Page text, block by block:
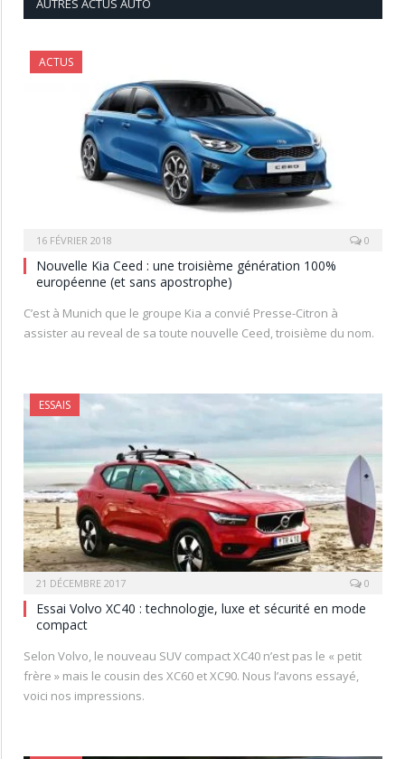
AUTRES ACTUS AUTO
ACTUS
16 FÉVRIER 2018 0
Nouvelle Kia Ceed : une troisième génération 100%
européenne (et sans apostrophe)
C’est à Munich que le groupe Kia a convié Presse-Citron à
assister au reveal de sa toute nouvelle Ceed, troisième du nom.
ESSAIS
21 DÉCEMBRE 2017 0
Essai Volvo XC40 : technologie, luxe et sécurité en mode
compact
Selon Volvo, le nouveau SUV compact XC40 n’est pas le « petit
frère » mais le cousin des XC60 et XC90. Nous l’avons essayé,
voici nos impressions.